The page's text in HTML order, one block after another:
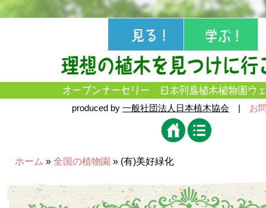
produced by 一般社団法人日本植木協会 | お
ホーム » 全国の植物園 » (有)美好緑化